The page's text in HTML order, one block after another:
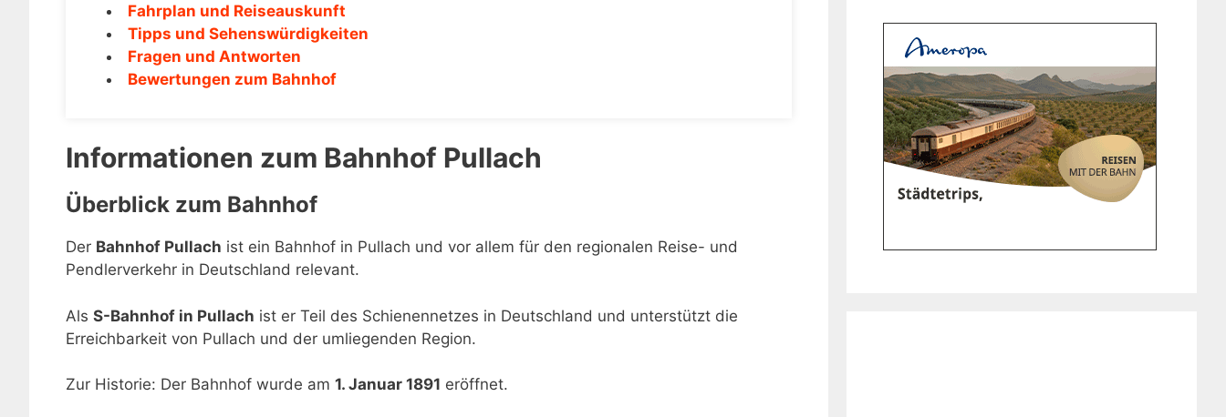
Fahrplan und Reiseauskunft
Tipps und Sehenswürdigkeiten
Fragen und Antworten
Bewertungen zum Bahnhof
Informationen zum Bahnhof Pullach
Überblick zum Bahnhof
Der Bahnhof Pullach ist ein Bahnhof in Pullach und vor allem für den regionalen Reise- und
Pendlerverkehr in Deutschland relevant.
Als S-Bahnhof in Pullach ist er Teil des Schienennetzes in Deutschland und unterstützt die
Erreichbarkeit von Pullach und der umliegenden Region.
Zur Historie: Der Bahnhof wurde am 1. Januar 1891 eröffnet.